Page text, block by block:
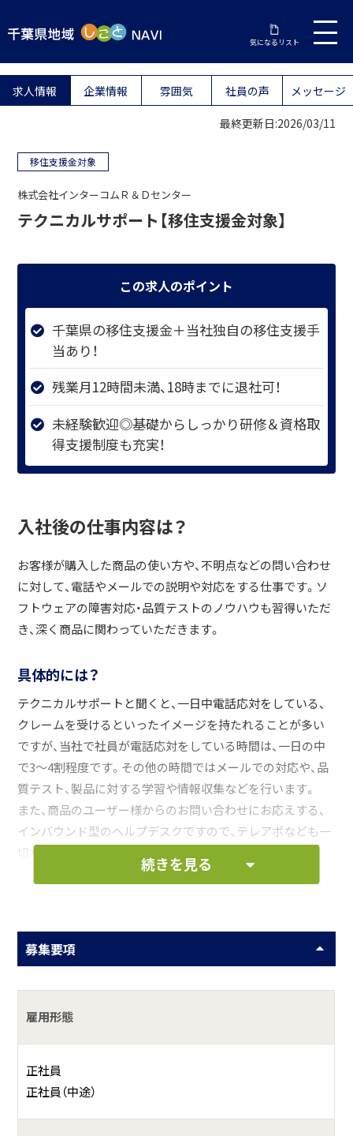
気になるリスト
求人情報 企業情報 雰囲気 社員の声 メッセージ
最終更新日:2026/03/11
移住支援金対象
株式会社インターコムＲ＆Ｄセンター
テクニカルサポート【移住支援金対象】
この求人のポイント
千葉県の移住支援金＋当社独自の移住支援手
当あり！
残業月12時間未満、18時までに退社可！
未経験歓迎◎基礎からしっかり研修＆資格取
得支援制度も充実！
入社後の仕事内容は？
お客様が購入した商品の使い方や、不明点などの問い合わせ
に対して、電話やメールでの説明や対応をする仕事です。ソ
フトウェアの障害対応・品質テストのノウハウも習得いただ
き、深く商品に関わっていただきます。
具体的には？
テクニカルサポートと聞くと、一日中電話応対をしている、
クレームを受けるといったイメージを持たれることが多い
ですが、当社で社員が電話応対をしている時間は、一日の中
で3～4割程度です。その他の時間ではメールでの対応や、品
質テスト、製品に対する学習や情報収集などを行います。
また、商品のユーザー様からのお問い合わせにお応えする、
インバウンド型のヘルプデスクですので、テレアポなども一
切なく、クレーム対応をするわけでもありません。
す！
ています。
テクニカルサポート業務
続きを見る
募集要項
雇用形態
正社員
正社員（中途）